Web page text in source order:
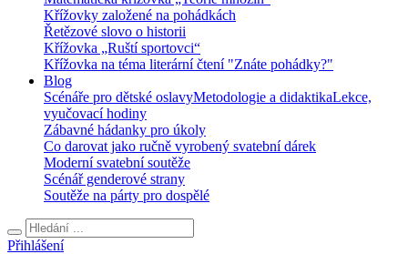
Křížovky založené na pohádkách
Řetězové slovo o historii
Křížovka „Ruští sportovci“
Křížovka na téma literární čtení "Znáte pohádky?"
Blog
Scénáře pro dětské oslavyMetodologie a didaktikaLekce,
vyučovací hodiny
Zábavné hádanky pro úkoly
Co darovat jako ručně vyrobený svatební dárek
Moderní svatební soutěže
Scénář genderové strany
Soutěže na párty pro dospělé
Přihlášení